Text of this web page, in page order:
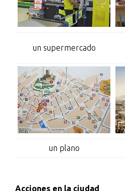
un supermercado
un plano
Acciones en la ciudad